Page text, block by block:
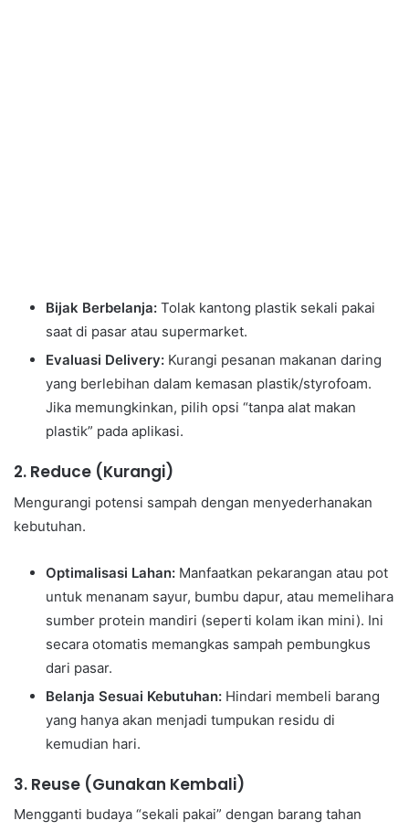
Bijak Berbelanja: Tolak kantong plastik sekali pakai
saat di pasar atau supermarket.
Evaluasi Delivery: Kurangi pesanan makanan daring
yang berlebihan dalam kemasan plastik/styrofoam.
Jika memungkinkan, pilih opsi “tanpa alat makan
plastik” pada aplikasi.
2. Reduce (Kurangi)
Mengurangi potensi sampah dengan menyederhanakan
kebutuhan.
Optimalisasi Lahan: Manfaatkan pekarangan atau pot
untuk menanam sayur, bumbu dapur, atau memelihara
sumber protein mandiri (seperti kolam ikan mini). Ini
secara otomatis memangkas sampah pembungkus
dari pasar.
Belanja Sesuai Kebutuhan: Hindari membeli barang
yang hanya akan menjadi tumpukan residu di
kemudian hari.
3. Reuse (Gunakan Kembali)
Mengganti budaya “sekali pakai” dengan barang tahan